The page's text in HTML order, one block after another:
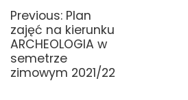
Previous: Previous
post:
Plan
zajęć na kierunku
ARCHEOLOGIA w
semetrze
zimowym 2021/22